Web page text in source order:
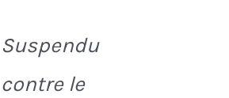
Suspendu
contre le